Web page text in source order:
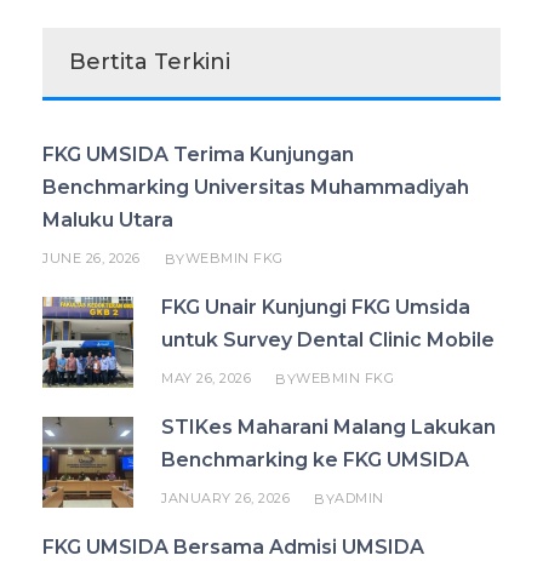
Bertita Terkini
FKG UMSIDA Terima Kunjungan
Benchmarking Universitas Muhammadiyah
Maluku Utara
JUNE 26, 2026 BYWEBMIN FKG
FKG Unair Kunjungi FKG Umsida
untuk Survey Dental Clinic Mobile
MAY 26, 2026 BYWEBMIN FKG
STIKes Maharani Malang Lakukan
Benchmarking ke FKG UMSIDA
JANUARY 26, 2026 BYADMIN
FKG UMSIDA Bersama Admisi UMSIDA